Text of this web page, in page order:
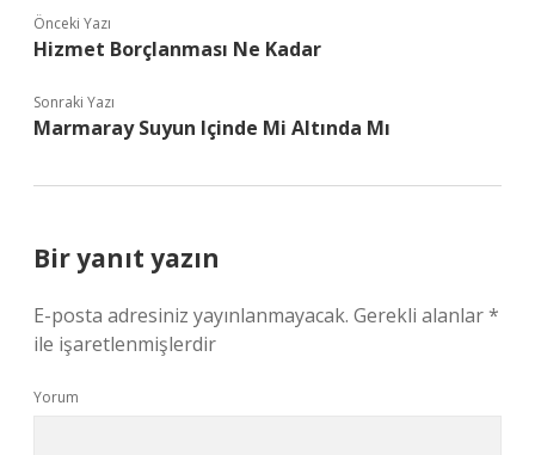
Önceki Yazı
Hizmet Borçlanması Ne Kadar
Sonraki Yazı
Marmaray Suyun Içinde Mi Altında Mı
Bir yanıt yazın
E-posta adresiniz yayınlanmayacak. Gerekli alanlar*
ile işaretlenmişlerdir
Yorum